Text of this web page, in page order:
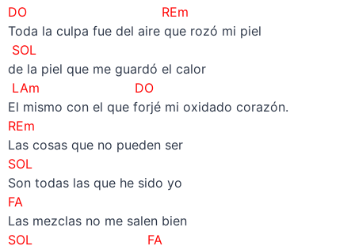
DO REm
Toda la culpa fue del aire que rozó mi piel
SOL
de la piel que me guardó el calor
LAm DO
El mismo con el que forjé mi oxidado corazón.
REm
Las cosas que no pueden ser
SOL
Son todas las que he sido yo
FA
Las mezclas no me salen bien
SOL FA